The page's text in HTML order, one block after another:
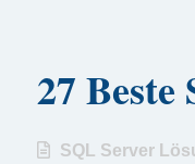
27
SQL Server